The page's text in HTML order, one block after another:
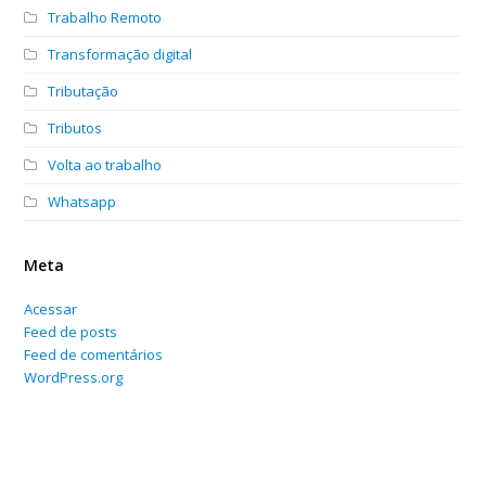
Trabalho Remoto
Transformação digital
Tributação
Tributos
Volta ao trabalho
Whatsapp
Meta
Acessar
Feed de posts
Feed de comentários
WordPress.org